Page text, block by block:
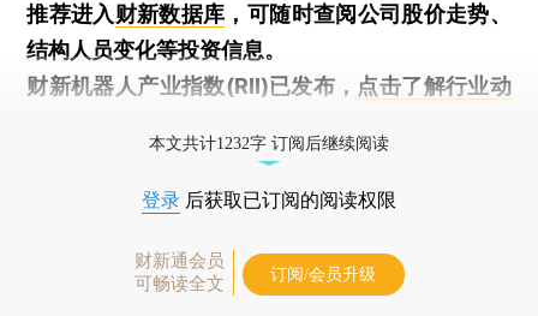
推荐进入财新数据库 ，可随时查阅公司股价走势、
结构人员变化等投资信息。
财新机器人产业指数(RII)已发布， 点击了解行业动
本文共计1232字 订阅后继续阅读
登录 后获取已订阅的阅读权限
财新通会员
可畅读全文
订阅/会员升级